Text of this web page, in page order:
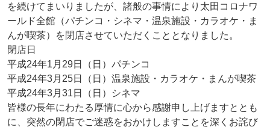
を続けてまいりましたが、諸般の事情により太田コロナワ
ールド全館（パチンコ・シネマ・温泉施設・カラオケ・ま
んが喫茶）を閉店させていただくこととなりました。
閉店日
平成24年1月29日（日）パチンコ
平成24年3月25日（日）温泉施設・カラオケ・まんが喫茶
平成24年3月31日（日）シネマ
皆様の長年にわたる厚情に心から感謝申し上げますととも
に、突然の閉店でご迷惑をおかけしますことを深くお詫び